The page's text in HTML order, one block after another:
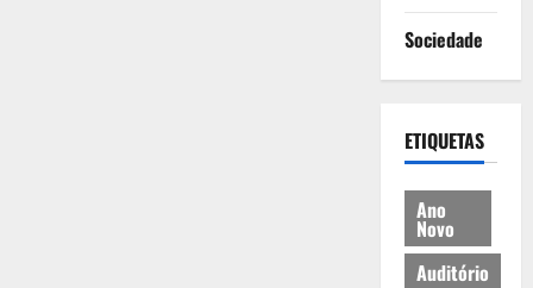
Sociedade
ETIQUETAS
Ano
Novo
Auditório